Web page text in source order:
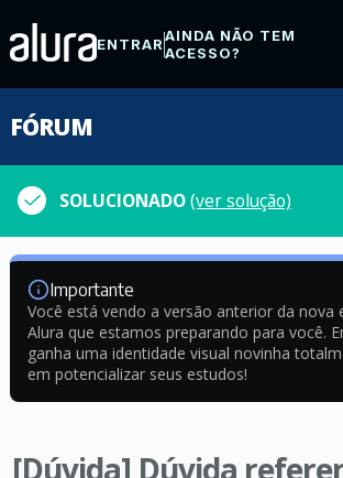
ENTRARAINDA NÃO TEM
ACESSO?
FÓRUM
SOLUCIONADO(ver solução)
Importante
Você está vendo a versão anterior da nova
Alura que estamos preparando para você.
ganha uma identidade visual novinha
em potencializar seus estudos!
[Dúvida] Dúvida